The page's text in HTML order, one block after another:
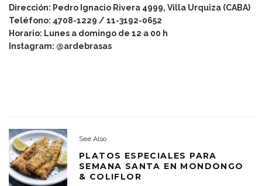
Dirección: Pedro Ignacio Rivera 4999, Villa Urquiza (CABA)
Teléfono: 4708-1229 / 11-3192-0652
Horario: Lunes a domingo de 12 a 00 h
Instagram: @ardebrasas
See Also
PLATOS ESPECIALES PARA
SEMANA SANTA EN MONDONGO
& COLIFLOR